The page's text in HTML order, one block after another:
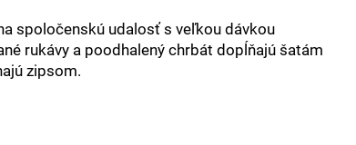
spoločenskú udalosť s veľkou dávkou
rukávy a poodhalený chrbát dopĺňajú šatám
zipsom.